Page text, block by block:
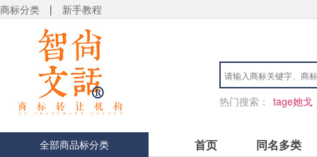
商标分类 | 新手教程
热门搜索： tage她戈
全部商品标分类 首页 同名多类